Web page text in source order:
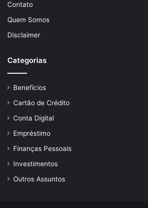
Contato
Quem Somos
Disclaimer
Categorias
Benefícios
Cartão de Crédito
Conta Digital
Empréstimo
Finanças Pessoais
Investimentos
Outros Assuntos